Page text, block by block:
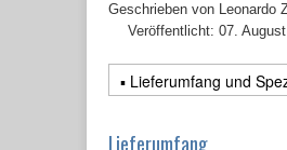
Geschrieben von Leonardo
Veröffentlicht: 07.
Lieferumfang